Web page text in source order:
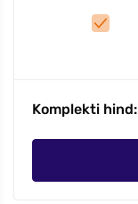
Komplekti hind: